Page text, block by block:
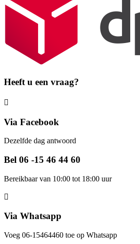
Heeft u een vraag?
Via Facebook
Dezelfde dag antwoord
Bel 06 -15 46 44 60
Bereikbaar van 10:00 tot 18:00 uur
Via Whatsapp
Voeg 06-15464460 toe op Whatsapp